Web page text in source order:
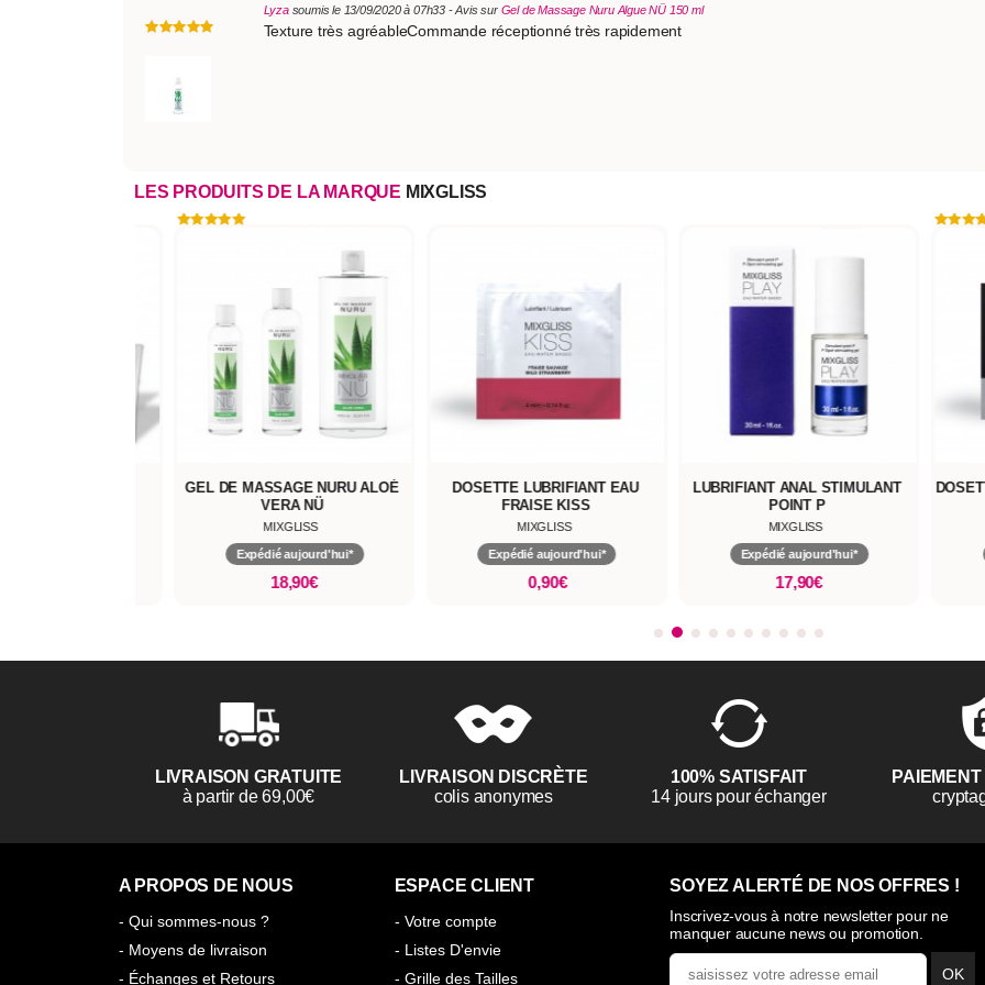
Lyzasoumis le 13/09/2020 à 07h33 - Avis sur Gel de Massage Nuru Algue NÜ 150 ml
Texture très agréableCommande réceptionné très rapidement
LES PRODUITS DE LA MARQUE MIXGLISS
DOSETTE LUBRIFIANT EAU
FRAISE KISS
MIXGLISS
Expédié aujourd'hui*
0,90€
LUBRIFIANT ANAL STIMULANT
POINT P
MIXGLISS
Expédié aujourd'hui*
17,90€
DOSETTE LUBRIFIANT ANAL MAX
MIXGLISS
Expédié aujourd'hui*
0,90€
LIVRAISON GRATUITE
à partir de 69,00€
LIVRAISON DISCRÈTE
colis anonymes
100% SATISFAIT
14 jours pour échanger
A PROPOS DE NOUS
- Qui sommes-nous ?
- Moyens de livraison
- Échanges et Retours
ESPACE CLIENT
- Votre compte
- Listes D'envie
- Grille des Tailles
SOYEZ ALERTÉ DE NOS OFFRES !
Inscrivez-vous à notre newsletter pour ne
manquer aucune news ou promotion.
OK